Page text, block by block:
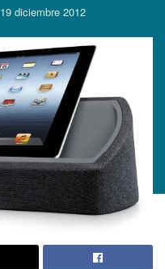
19 diciembre 2012